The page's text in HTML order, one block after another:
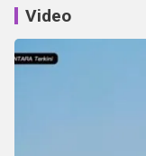
Video